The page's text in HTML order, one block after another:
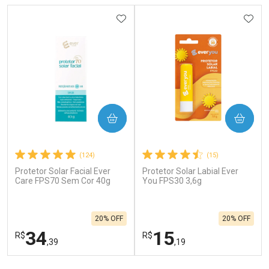
(124)
Protetor Solar Facial Ever
Care FPS70 Sem Cor 40g
R$34,39
20% OFF
ADICIONAR AOS FAVORITOS
COMPRAR
(15)
Protetor Solar Labial Ever
You FPS30 3,6g
R$15,19
20% OFF
COMPRAR